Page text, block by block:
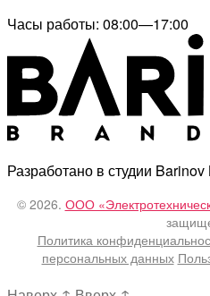
Часы работы: 08:00—17:00
Разработано в студии
© 2026. ООО
Политика
персональных данных